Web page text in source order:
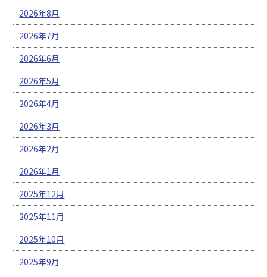
2026年8月
2026年7月
2026年6月
2026年5月
2026年4月
2026年3月
2026年2月
2026年1月
2025年12月
2025年11月
2025年10月
2025年9月